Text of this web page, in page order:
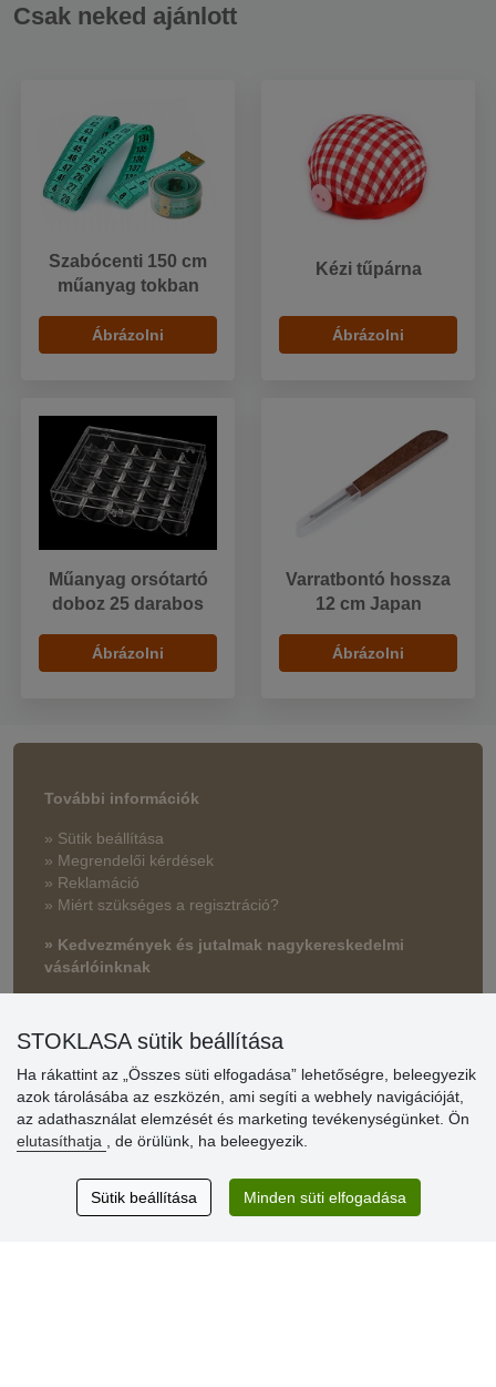
Csak neked ajánlott
Szabócenti 150 cm
műanyag tokban
Ábrázolni
Kézi tűpárna
Ábrázolni
Műanyag orsótartó
doboz 25 darabos
Ábrázolni
Varratbontó hossza
12 cm Japan
Ábrázolni
További információk
» Sütik beállítása
» Megrendelői kérdések
» Reklamáció
» Miért szükséges a regisztráció?
» Kedvezmények és jutalmak nagykereskedelmi
vásárlóinknak
Vásárlók
értékelése
Excellent service
Thank you.
STOKLASA sütik beállítása
Ha rákattint az „Összes süti elfogadása” lehetőségre, beleegyezik
azok tárolásába az eszközén, ami segíti a webhely navigációját,
az adathasználat elemzését és marketing tevékenységünket. Ön
elutasíthatja
, de örülünk, ha beleegyezik.
Sütik beállítása Minden süti elfogadása